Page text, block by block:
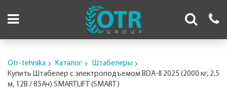
Otr-tehnika Каталог
Штабелеры
Купить Штабелер с электроподъемом BDA-II 2025 (2000 кг, 2,5
м, 12В / 85Ач) SMARTLIFT (SMART)